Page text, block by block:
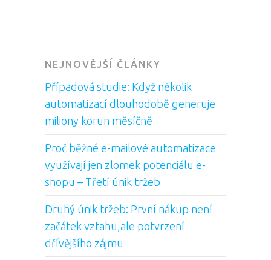
NEJNOVĚJŠÍ ČLÁNKY
Případová studie: Když několik
automatizací dlouhodobě generuje
miliony korun měsíčně
Proč běžné e-mailové automatizace
využívají jen zlomek potenciálu e-
shopu – Třetí únik tržeb
Druhý únik tržeb: První nákup není
začátek vztahu,ale potvrzení
dřívějšího zájmu